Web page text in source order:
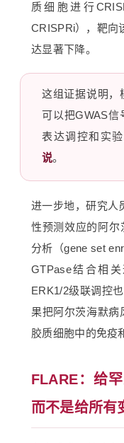
质细胞进行
CRISPRi），靶向
达显著下降。
这组证据说明，
可以把GWAS信
表达调控和实
说。
进一步地，研究人
性预测效应的阿尔
分析（gene set
GTPase结合相
ERK1/2级联调控也
果把阿尔茨海默病
胶质细胞中的免疫
FLARE：给
而不是给所有